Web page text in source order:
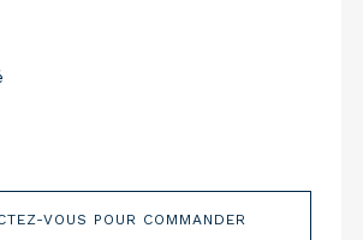
VOUS POUR COMMANDER